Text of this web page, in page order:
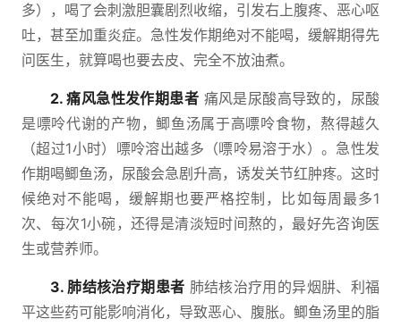
多），喝了会刺激胆囊剧烈收缩，引发右上腹疼、恶心呕
吐，甚至加重炎症。急性发作期绝对不能喝，缓解期得先
问医生，就算喝也要去皮、完全不放油煮。
2. 痛风急性发作期患者 痛风是尿酸高导致的，尿酸
是嘌呤代谢的产物，鲫鱼汤属于高嘌呤食物，熬得越久
（超过1小时）嘌呤溶出越多（嘌呤易溶于水）。急性发
作期喝鲫鱼汤，尿酸会急剧升高，诱发关节红肿疼。这时
候绝对不能喝，缓解期也要严格控制，比如每周最多1
次、每次1小碗，还得是清淡短时间熬的，最好先咨询医
生或营养师。
3. 肺结核治疗期患者 肺结核治疗用的异烟肼、利福
平这些药可能影响消化，导致恶心、腹胀。鲫鱼汤里的脂